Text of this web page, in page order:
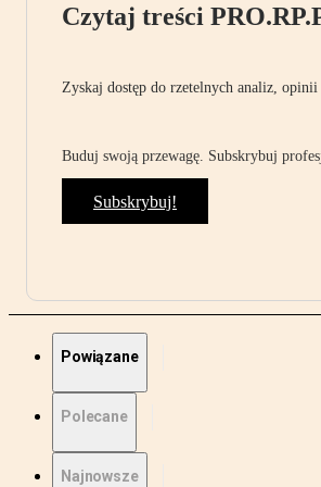
Czytaj treści
Zyskaj dostęp do rzetelnych analiz, opinii
Buduj swoją przewagę. Subskrybuj
Subskrybuj!
Powiązane
Polecane
Najnowsze